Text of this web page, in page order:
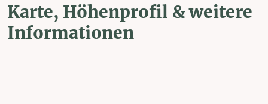
Karte, Höhenprofil & weitere
Informationen